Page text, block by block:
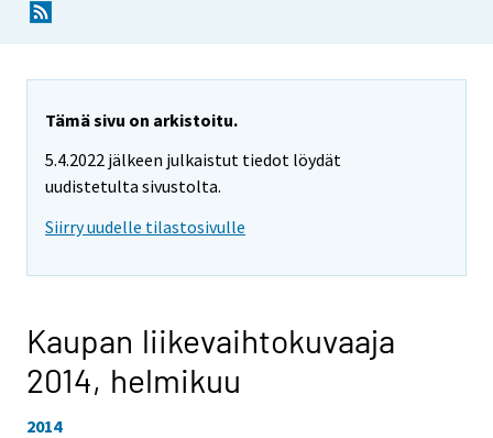
Tämä sivu on arkistoitu.
5.4.2022 jälkeen julkaistut tiedot löydät
uudistetulta sivustolta.
Siirry uudelle tilastosivulle
Kaupan liikevaihtokuvaaja
2014, helmikuu
2014